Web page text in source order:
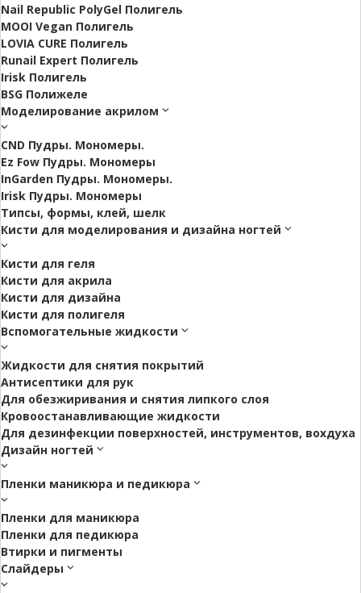
Nail Republic PolyGel Полигель
MOOI Vegan Полигель
LOVIA CURE Полигель
Runail Expert Полигель
Irisk Полигель
BSG Полижеле
Моделирование акрилом
CND Пудры. Мономеры.
Ez Fow Пудры. Мономеры
InGarden Пудры. Мономеры.
Irisk Пудры. Мономеры
Типсы, формы, клей, шелк
Кисти для моделирования и дизайна ногтей
Кисти для геля
Кисти для акрила
Кисти для дизайна
Кисти для полигеля
Вспомогательные жидкости
Жидкости для снятия покрытий
Антисептики для рук
Для обезжиривания и снятия липкого слоя
Кровоостанавливающие жидкости
Для дезинфекции поверхностей, инструментов, вохдуха
Дизайн ногтей
Пленки маникюра и педикюра
Пленки для маникюра
Пленки для педикюра
Втирки и пигменты
Слайдеры